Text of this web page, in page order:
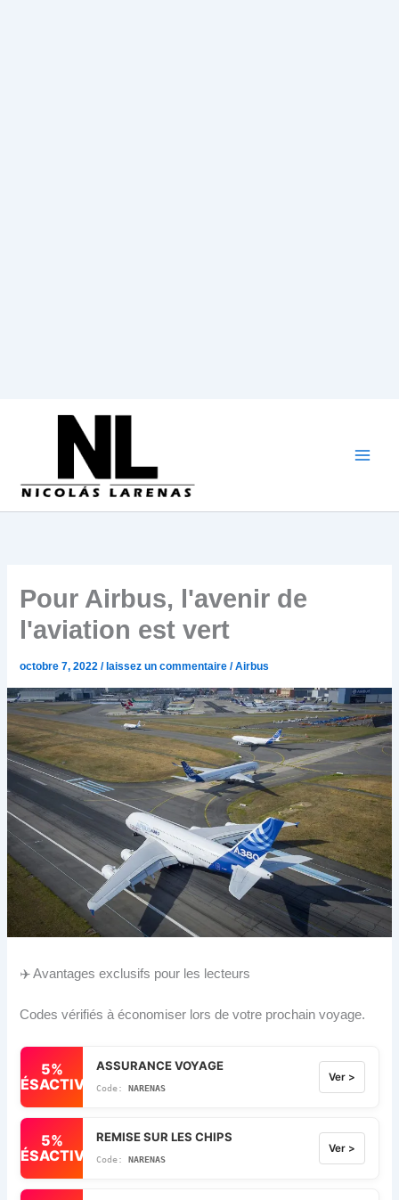
Pour Airbus, l'avenir de
l'aviation est vert
octobre 7, 2022/ laissez un commentaire /Airbus
✈️ Avantages exclusifs pour les lecteurs
Codes vérifiés à économiser lors de votre prochain voyage.
5%
DÉSACTIVÉ
ASSURANCE VOYAGE
NARENAS
Ver >
5%
DÉSACTIVÉ
REMISE SUR LES CHIPS
NARENAS
Ver >